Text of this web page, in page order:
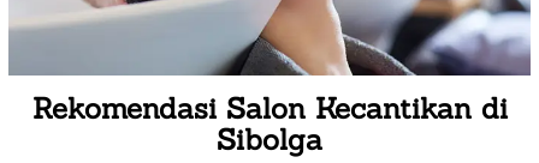
Rekomendasi Salon Kecantikan di
Sibolga